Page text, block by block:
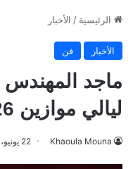
الرئيسية / الأخبار
الأخبار فن
ماجد
ليالي موازين 2026
Khaoula Mouna 22 يونيو، 2026